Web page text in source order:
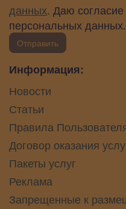
данных. Даю согласие
персональных данных.
Отправить
Информация:
Новости
Статьи
Правила
Договор оказания
Пакеты услуг
Реклама
Запрещенные к